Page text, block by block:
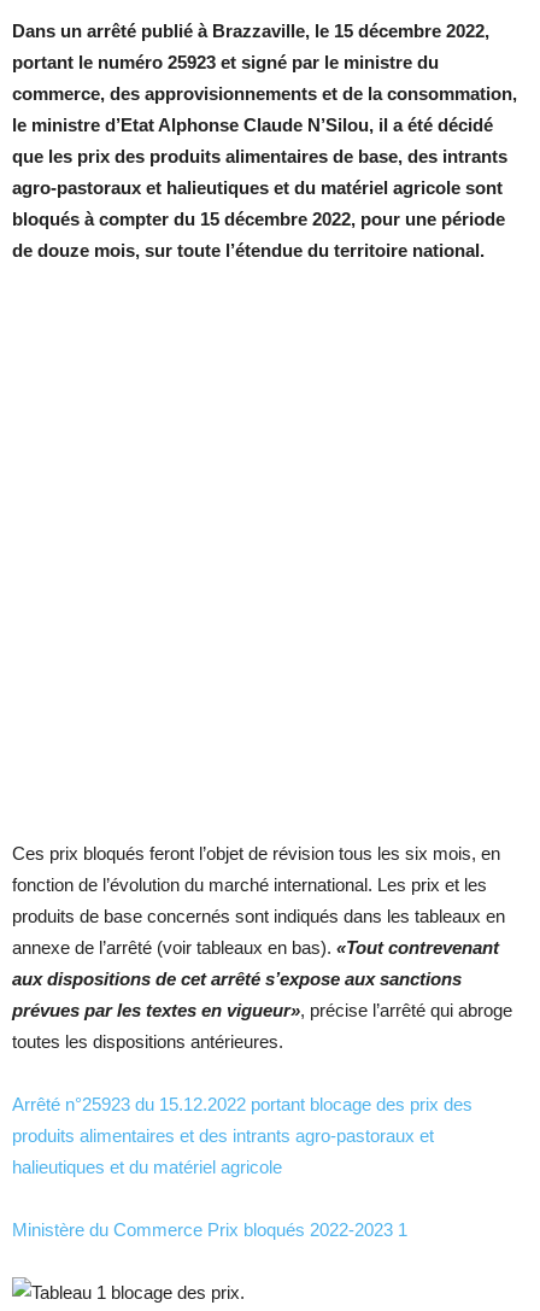
Dans un arrêté publié à Brazzaville, le 15 décembre 2022,
portant le numéro 25923 et signé par le ministre du
commerce, des approvisionnements et de la consommation,
le ministre d’Etat Alphonse Claude N’Silou, il a été décidé
que les prix des produits alimentaires de base, des intrants
agro-pastoraux et halieutiques et du matériel agricole sont
bloqués à compter du 15 décembre 2022, pour une période
de douze mois, sur toute l’étendue du territoire national.
Ces prix bloqués feront l’objet de révision tous les six mois, en
fonction de l’évolution du marché international. Les prix et les
produits de base concernés sont indiqués dans les tableaux en
annexe de l’arrêté (voir tableaux en bas). «Tout contrevenant
aux dispositions de cet arrêté s’expose aux sanctions
prévues par les textes en vigueur», précise l’arrêté qui abroge
toutes les dispositions antérieures.
Arrêté n°25923 du 15.12.2022 portant blocage des prix des
produits alimentaires et des intrants agro-pastoraux et
halieutiques et du matériel agricole
Ministère du Commerce Prix bloqués 2022-2023 1